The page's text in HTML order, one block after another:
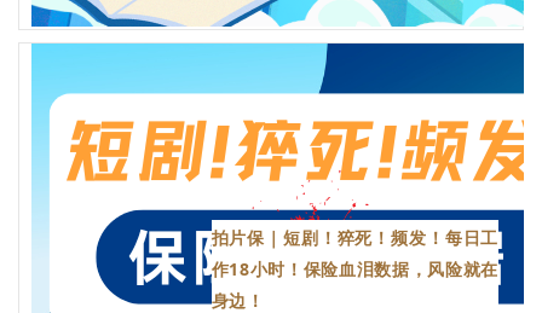
拍片保｜短剧！猝死！频发！每日工
作18小时！保险血泪数据，风险就在
身边！